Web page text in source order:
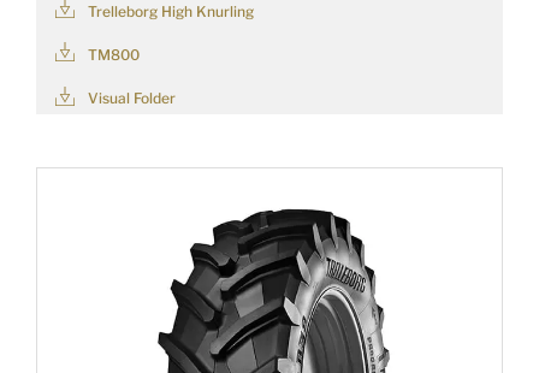
Trelleborg High Knurling
TM800
Visual Folder